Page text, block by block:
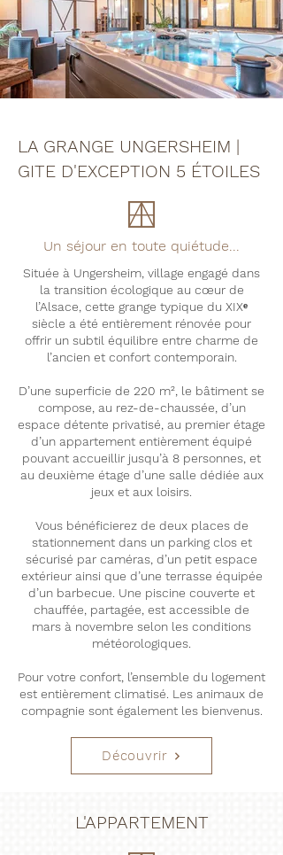
LA GRANGE UNGERSHEIM |
GITE D'EXCEPTION 5 ÉTOILES
Un séjour en toute quiétude...
Située à Ungersheim, village engagé dans
la transition écologique au cœur de
l’Alsace, cette grange typique du XIXᵉ
siècle a été entièrement rénovée pour
offrir un subtil équilibre entre charme de
l’ancien et confort contemporain.
D’une superficie de 220 m², le bâtiment se
compose, au rez-de-chaussée, d’un
espace détente privatisé, au premier étage
d’un appartement entièrement équipé
pouvant accueillir jusqu’à 8 personnes, et
au deuxième étage d’une salle dédiée aux
jeux et aux loisirs.
Vous bénéficierez de deux places de
stationnement dans un parking clos et
sécurisé par caméras, d’un petit espace
extérieur ainsi que d’une terrasse équipée
d’un barbecue. Une piscine couverte et
chauffée, partagée, est accessible de
mars à novembre selon les conditions
météorologiques.
Pour votre confort, l’ensemble du logement
est entièrement climatisé. Les animaux de
compagnie sont également les bienvenus.
Découvrir
L'APPARTEMENT